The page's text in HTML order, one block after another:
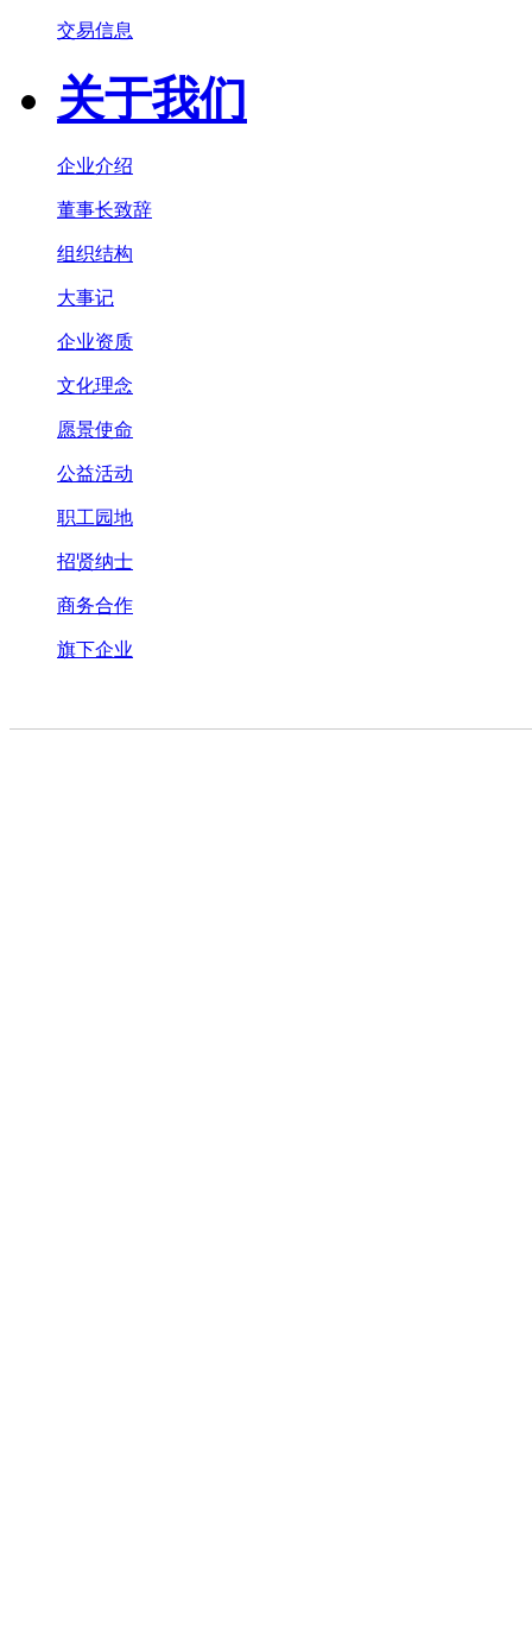
交易信息
关于我们
企业介绍
董事长致辞
组织结构
大事记
企业资质
文化理念
愿景使命
公益活动
职工园地
招贤纳士
商务合作
旗下企业